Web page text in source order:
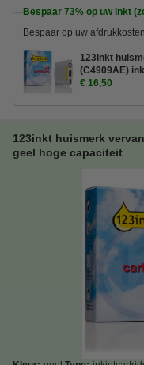
Bespaar 73% op uw inkt
Bespaar op uw
123inkt
(C4909AE)
€ 16,50
123inkt huismerk
geel hoge capaciteit